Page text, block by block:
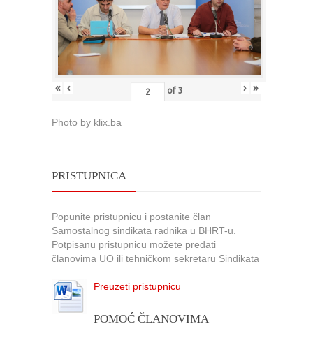
« ‹ of 3 › »
Photo by klix.ba
PRISTUPNICA
Popunite pristupnicu i postanite član
Samostalnog sindikata radnika u BHRT-u.
Potpisanu pristupnicu možete predati
članovima UO ili tehničkom sekretaru Sindikata
Preuzeti pristupnicu
POMOĆ ČLANOVIMA